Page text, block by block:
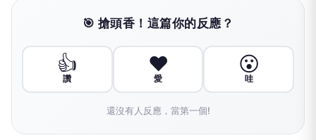
🎯 搶頭香！這篇你的反應？
👍
讚
❤️
愛
😮
哇
還沒有人反應，當第一個!